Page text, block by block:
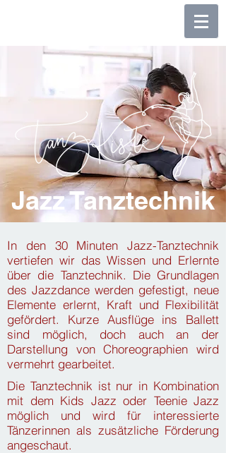
Jazz Tanztechnik
In den 30 Minuten Jazz-Tanztechnik
vertiefen wir das Wissen und Erlernte
über die Tanztechnik. Die Grundlagen
des Jazzdance werden gefestigt, neue
Elemente erlernt, Kraft und Flexibilität
gefördert. Kurze Ausflüge ins Ballett
sind möglich, doch auch an der
Darstellung von Choreographien wird
vermehrt gearbeitet.
Die Tanztechnik ist nur in Kombination
mit dem Kids Jazz oder Teenie Jazz
möglich und wird für interessierte
Tänzerinnen als zusätzliche Förderung
angeschaut.